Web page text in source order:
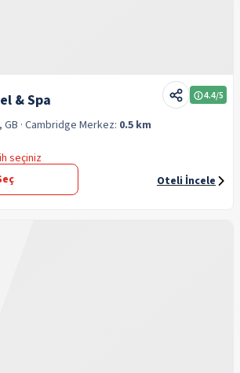
& Spa 4.4/5
· Cambridge Merkez: 0.5 km
seçiniz
Oteli İncele